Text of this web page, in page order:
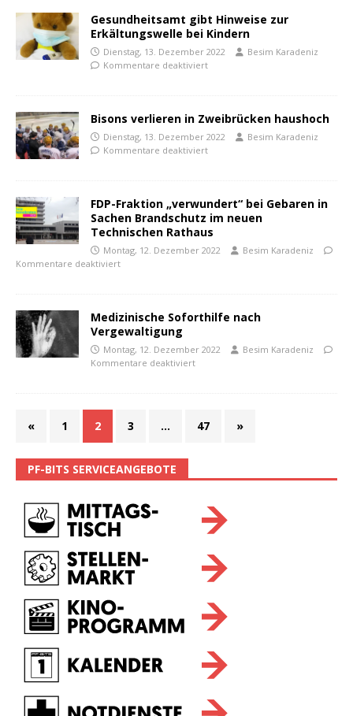
Gesundheitsamt gibt Hinweise zur
Erkältungswelle bei Kindern
Dienstag, 13. Dezember 2022
Besim Karadeniz
Kommentare deaktiviert
Bisons verlieren in Zweibrücken haushoch
Dienstag, 13. Dezember 2022
Besim Karadeniz
Kommentare deaktiviert
FDP-Fraktion „verwundert“ bei Gebaren in
Sachen Brandschutz im neuen
Technischen Rathaus
Montag, 12. Dezember 2022
Besim Karadeniz
Kommentare deaktiviert
Medizinische Soforthilfe nach
Vergewaltigung
Montag, 12. Dezember 2022
Besim Karadeniz
Kommentare deaktiviert
« 1 2 3 … 47 »
PF-BITS SERVICEANGEBOTE